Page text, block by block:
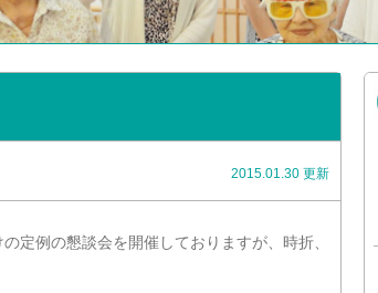
2015.01.30 更新
定例の懇談会を開催しておりますが、時折、